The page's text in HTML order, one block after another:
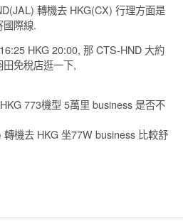
轉機去 HKG(CX) 行理方面是
際線.
HKG 20:00, 那 CTS-HND 大約
免稅店逛一下,
773機型 5萬里 business 是否不
機去 HKG 坐77W business 比較舒